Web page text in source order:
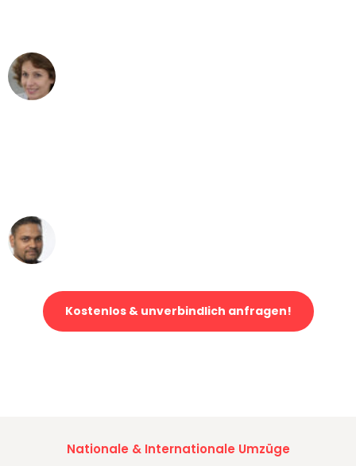
Kostenlos & unverbindlich anfragen!
Nationale & Internationale Umzüge